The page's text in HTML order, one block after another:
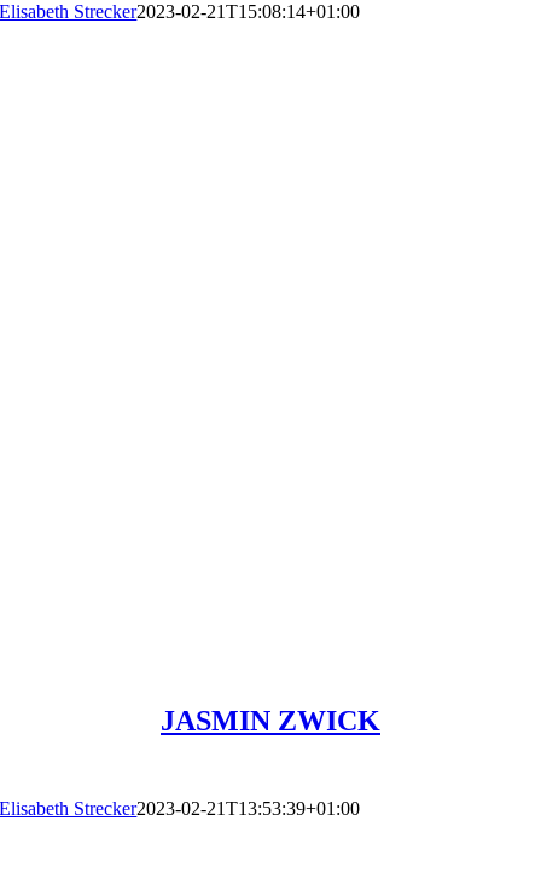
Elisabeth Strecker2023-02-21T15:08:14+01:00
JASMIN ZWICK
Elisabeth Strecker2023-02-21T13:53:39+01:00